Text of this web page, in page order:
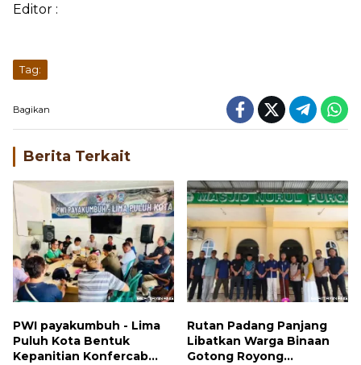
Editor :
Tag:
Bagikan
Berita Terkait
PWI payakumbuh - Lima
Puluh Kota Bentuk
Kepanitian Konfercab
Rutan Padang Panjang
Libatkan Warga Binaan
Gotong Royong